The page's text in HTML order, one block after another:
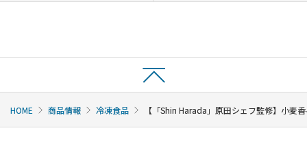
HOME 商品情報 冷凍食品 【「Shin Harada」原田シェフ監修】小麦